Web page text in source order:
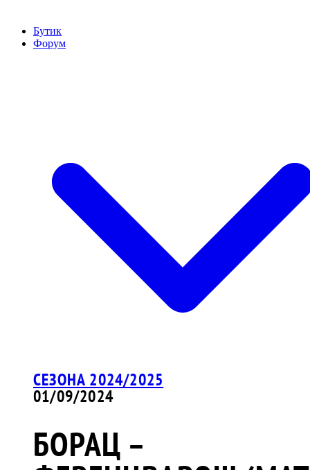
Бутик
Форум
СЕЗОНА 2024/2025
01/09/2024
БОРАЦ –